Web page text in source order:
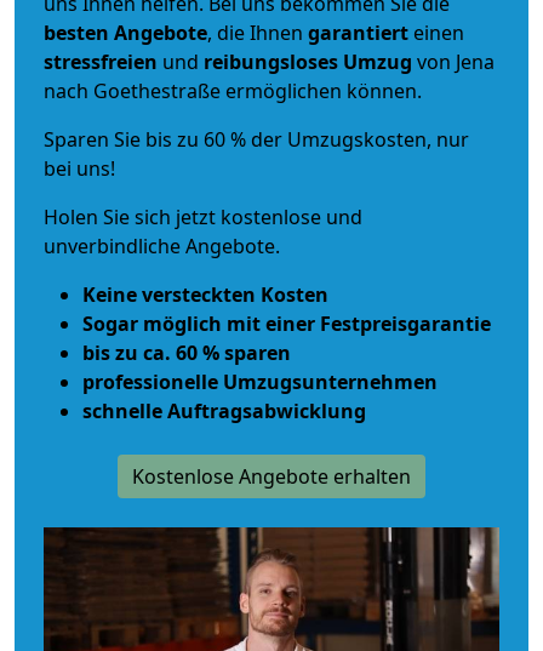
besten Angebote, die Ihnen garantiert einen
stressfreien und reibungsloses Umzug von Jena
nach Goethestraße ermöglichen können.
Sparen Sie bis zu 60 % der Umzugskosten, nur
bei uns!
Holen Sie sich jetzt kostenlose und
unverbindliche Angebote.
Keine versteckten Kosten
Sogar möglich mit einer Festpreisgarantie
bis zu ca. 60 % sparen
professionelle Umzugsunternehmen
schnelle Auftragsabwicklung
Kostenlose Angebote erhalten